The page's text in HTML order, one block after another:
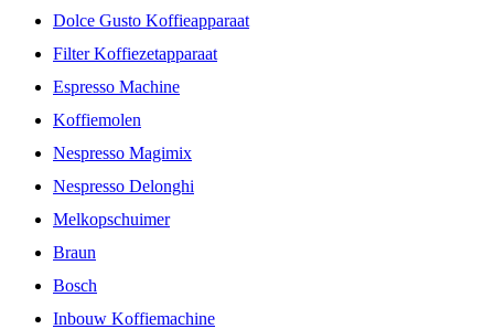
Dolce Gusto Koffieapparaat
Filter Koffiezetapparaat
Espresso Machine
Koffiemolen
Nespresso Magimix
Nespresso Delonghi
Melkopschuimer
Braun
Bosch
Inbouw Koffiemachine